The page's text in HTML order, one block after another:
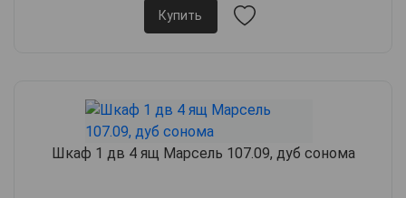
Купить
Шкаф 1 дв 4 ящ Марсель 107.09, дуб сонома